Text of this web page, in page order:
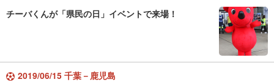
チーバくんが「県民の日」イベントで来場！
2019/06/15 千葉－鹿児島